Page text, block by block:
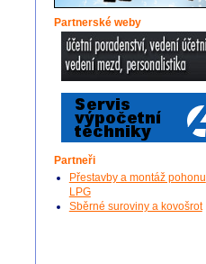
Partnerské weby
Partneři
Přestavby a montáž pohonu
LPG
Sběrné suroviny a kovošrot